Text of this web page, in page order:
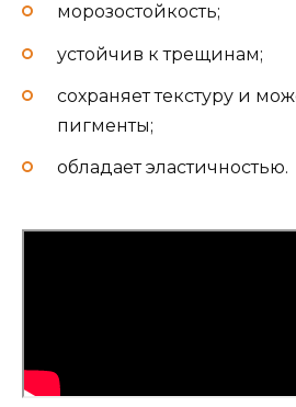
морозостойкость;
устойчив к трещинам;
сохраняет текстуру и
пигменты;
обладает эластичностью.